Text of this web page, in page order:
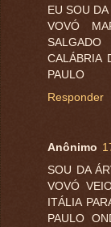
EU SOU
VOVÓ
CALÁBRIA
PAULO
Responder
Anônimo
SOU DA
VOVÓ
ITÁLIA
PAULO